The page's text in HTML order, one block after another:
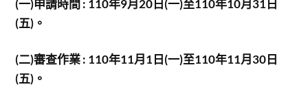
(一)申請時間 : 110年9月20日(一)至110年10月31日
(五)。
(二)審查作業 : 110年11月1日(一)至110年11月30日
(五)。